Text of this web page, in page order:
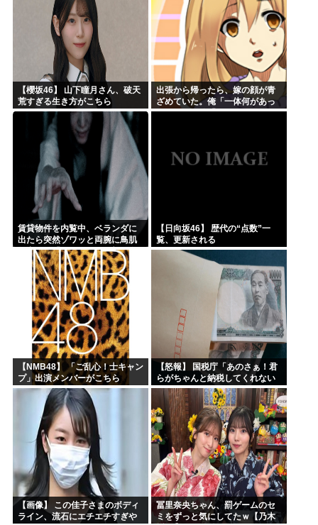
【櫻坂46】 山下瞳月さん、破天
荒すぎる生き方がこちら
出張から帰ったら、嫁の顔が青
ざめていた。俺「一体何があっ
たんだ？」嫁「…」→子供たち
賃貸物件を内覧中、ベランダに
出たら突然ゾワッと両腕に鳥肌
が出た。「やっぱりこの部屋嫌
だ」と思った瞬間、体が前にド
ンッと突き飛ばされて…
【日向坂46】 歴代の“点数”一
覧、更新される
【NMB48】 「ご乱心！士キャン
プ」出演メンバーがこちら
【怒報】 国税庁「あのさぁ！君
らがちゃんと納税してくれない
とこうなっちゃうけどどうす
る？！」←これw w w w w w w w
【画像】 この佳子さまのボディ
ライン、流石にエチエチすぎや
冨里奈央ちゃん、罰ゲームのセ
ミをずっと気にしてたｗ【乃木